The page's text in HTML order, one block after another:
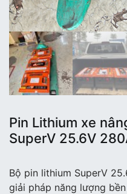
Pin Lithium xe
SuperV 25.6V
Bộ pin lithium SuperV
giải pháp năng lượng